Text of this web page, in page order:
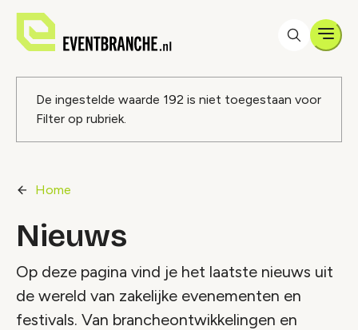
Foutmelding
De ingestelde waarde 192 is niet toegestaan voor
Filter op rubriek.
Home
Nieuws
Op deze pagina vind je het laatste nieuws uit
de wereld van zakelijke evenementen en
festivals. Van brancheontwikkelingen en